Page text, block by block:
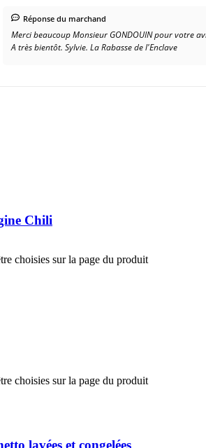
Réponse du marchand
Merci beaucoup Monsieur GONDOUIN pour votre
A très bientôt. Sylvie. La Rabasse de l'Enclave
Chili
choisies sur la page du produit
choisies sur la page du produit